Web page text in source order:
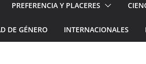
PREFERENCIA Y PLACERES
DE GÉNERO INTERNACIONALES